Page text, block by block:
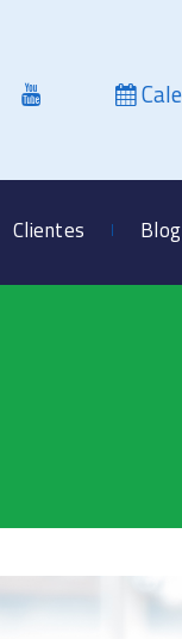
Clientes Blog